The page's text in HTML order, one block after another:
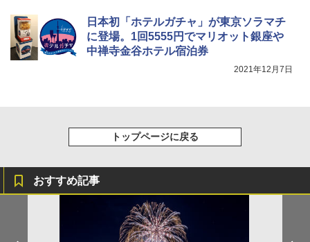
X 2人用 3人用 キャンプ アウトドア フェス
収納 コンパクト 簡単設営 カンガルーテント
ソロキャンプ ソロテント
￥7,299
日本初「ホテルガチャ」が東京ソラマチ
に登場。1回5555円でマリオット銀座や
中禅寺金谷ホテル宿泊券
2021年12月7日
トップページに戻る
おすすめ記事